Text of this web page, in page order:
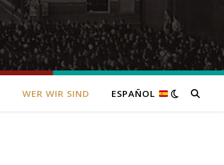
WER WIR SIND ESPAÑOL